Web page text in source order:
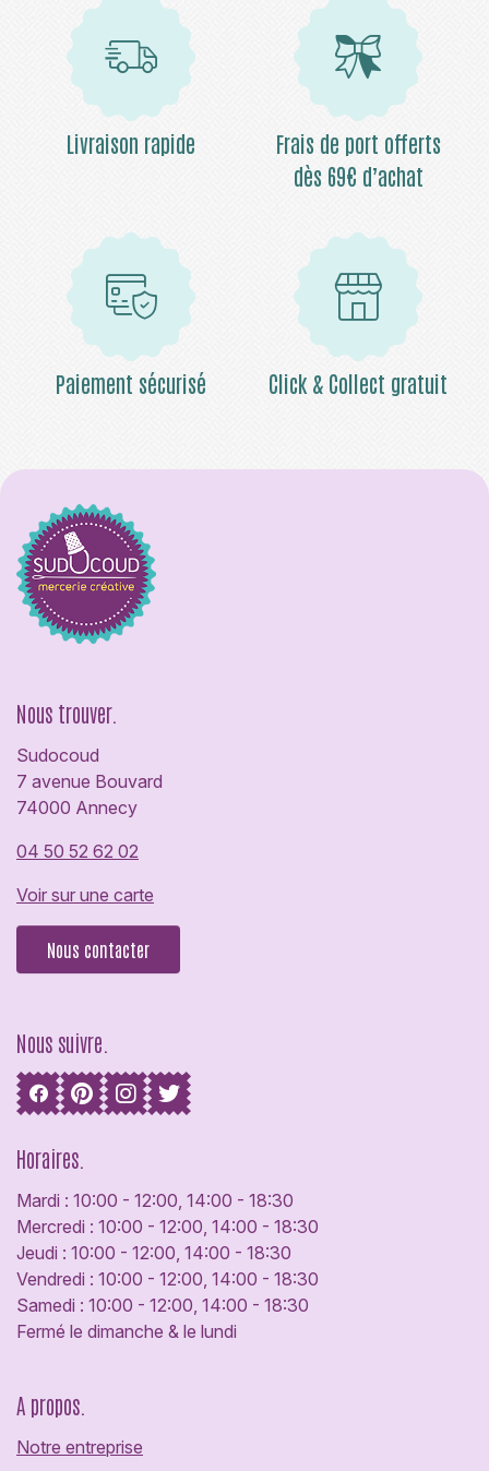
Livraison rapide
Frais de port offerts
dès 69€ d’achat
Paiement sécurisé Click & Collect gratuit
Nous trouver.
Sudocoud
7 avenue Bouvard
74000 Annecy
04 50 52 62 02
Voir sur une carte
Nous contacter
Nous suivre.
Horaires.
Mardi : 10:00 - 12:00, 14:00 - 18:30
Mercredi : 10:00 - 12:00, 14:00 - 18:30
Jeudi : 10:00 - 12:00, 14:00 - 18:30
Vendredi : 10:00 - 12:00, 14:00 - 18:30
Samedi : 10:00 - 12:00, 14:00 - 18:30
Fermé le dimanche & le lundi
A propos.
Notre entreprise